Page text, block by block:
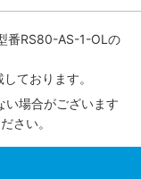
番RS80-AS-1-OLの
ております。
い場合がございます
さい。